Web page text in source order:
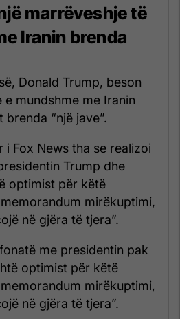
marrëveshje të
Iranin brenda
Donald Trump, beson
e mundshme me Iranin
“një jave”.
i Fox News tha se realizoi
Trump dhe
optimist për këtë
mirëkuptimi,
në gjëra të tjera”.
me presidentin pak
optimist për këtë
mirëkuptimi,
në gjëra të tjera”.